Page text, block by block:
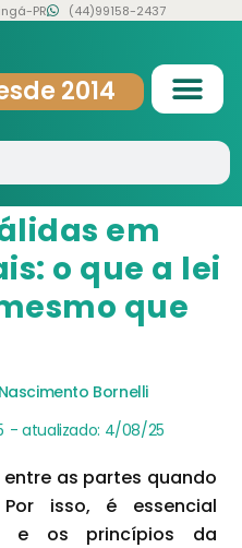
PR (44)99158-2437
2014
em
o que a lei
que
Bornelli
- atualizado: 4/08/25
as partes quando
isso, é essencial
e os princípios da